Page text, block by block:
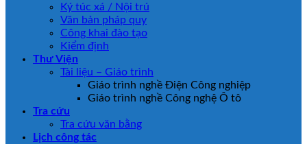
Ký túc xá / Nội trú
Văn bản pháp quy
Công khai đào tạo
Kiểm định
Thư Viện
Tài liệu – Giáo trình
Giáo trình nghề Điện Công nghiệp
Giáo trình nghề Công nghệ Ô tô
Tra cứu
Tra cứu văn bằng
Lịch công tác